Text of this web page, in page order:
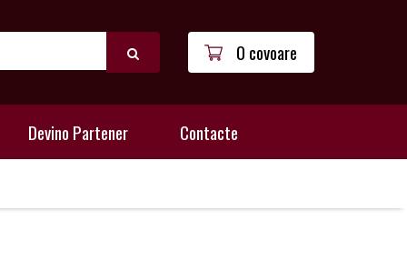
0 covoare
Devino Partener Contacte